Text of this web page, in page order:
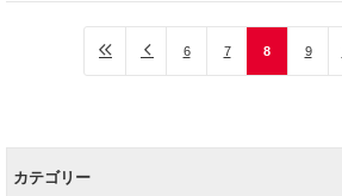
6 7 8 9
カテゴリー